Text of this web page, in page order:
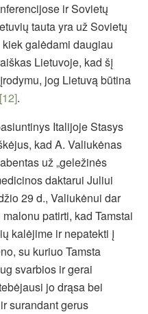
ir Sovietų
tauta yra už Sovietų
galėdami daugiau
Lietuvoje, kad šį
jog Lietuvą būtina
[12].
Italijoje Stasys
kad A. Valiukėnas
už „geležinės
daktarui Juliui
29 d., Valiukėnui dar
patirti, kad Tamstai
kalėjime ir nepatekti į
su kuriuo Tamsta
svarbios ir gerai
jo drąsa bei
surandant gerus